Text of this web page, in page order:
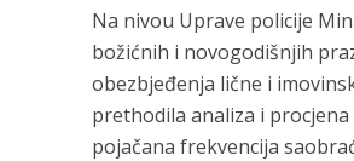
Na nivou Uprave policije
božićnih i novogodišnjih
obezbjeđenja lične i
prethodila analiza i
pojačana frekvencija